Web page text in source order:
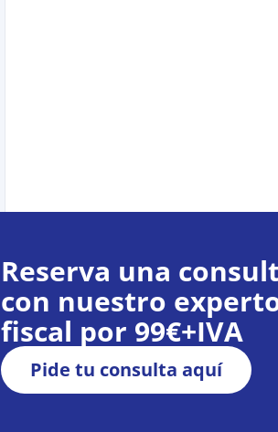
Reserva una
con nuestro
fiscal por 99€+IVA
Pide tu consulta aquí